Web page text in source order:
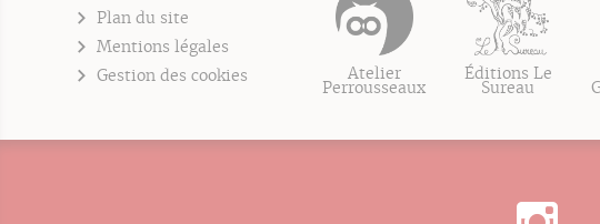
Plan du site
Mentions légales
Gestion des cookies
Atelier
Perrousseaux
Éditions Le
Sureau